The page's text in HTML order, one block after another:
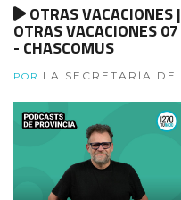
OTRAS VACACIONES |
OTRAS VACACIONES 07
- CHASCOMUS
POR
LA SECRETARÍA DE
AIRES